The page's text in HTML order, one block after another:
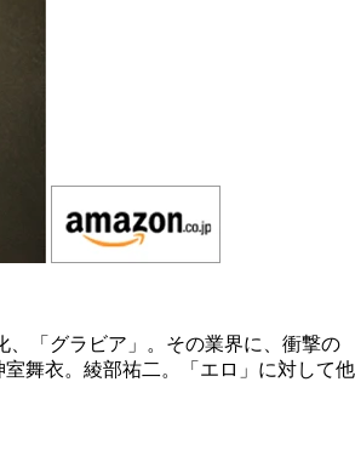
、「グラビア」。その業界に、衝撃の
舞衣。綾部祐二。「エロ」に対して他